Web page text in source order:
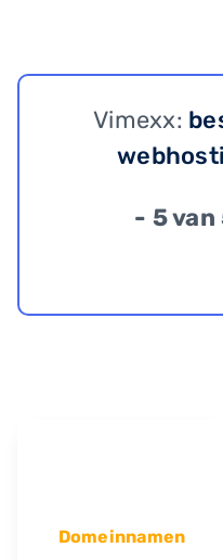
Vimexx:
- 5
Domeinnamen